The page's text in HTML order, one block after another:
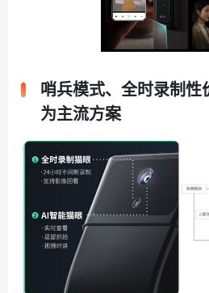
哨兵模式、全时录制性
为主流方案